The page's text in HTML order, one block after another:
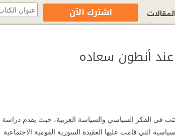
أنطون سعاده
في الفكر السياسي والسياسة العربية، حيث يقدم دراسة
التي قامت عليها العقيدة السورية القومية الاجتماعية
المقالات اشترك الآن